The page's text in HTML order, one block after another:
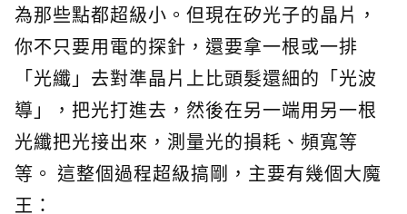
為那些點都超級小。但現在矽光子的晶片，
你不只要用電的探針，還要拿一根或一排
「光纖」去對準晶片上比頭髮還細的「光波
導」，把光打進去，然後在另一端用另一根
光纖把光接出來，測量光的損耗、頻寬等
等。 這整個過程超級搞剛，主要有幾個大魔
王：